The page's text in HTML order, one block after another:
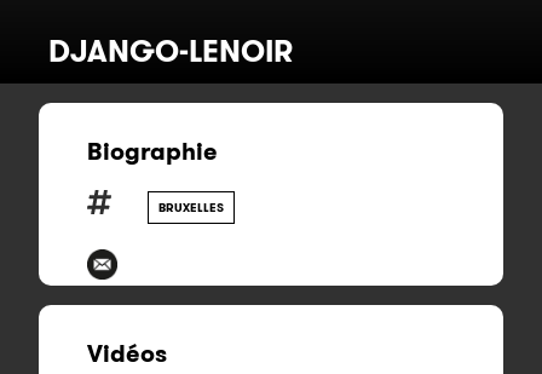
DJANGO-LENOIR
Biographie
BRUXELLES
Vidéos